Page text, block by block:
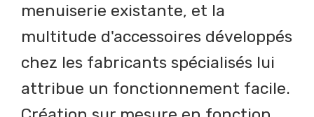
menuiserie existante, et la
multitude d'accessoires développés
chez les fabricants spécialisés lui
attribue un fonctionnement facile.